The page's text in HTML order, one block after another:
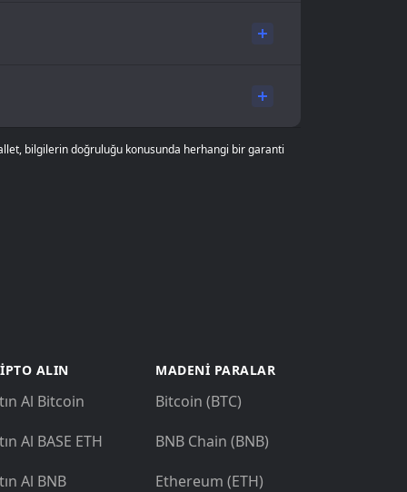
bilgilerin doğruluğu konusunda herhangi bir garanti
ALIN
Al Bitcoin
Al BASE ETH
Al BNB
MADENI PARALAR
Bitcoin (BTC)
BNB Chain (BNB)
Ethereum (ETH)